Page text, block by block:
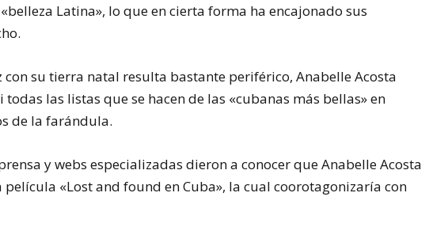
Latina», lo que en cierta forma ha encajonado sus
su tierra natal resulta bastante periférico, Anabelle Acosta
las listas que se hacen de las «cubanas más bellas» en
de la farándula.
y webs especializadas dieron a conocer que Anabelle Acosta
«Lost and found en Cuba», la cual coorotagonizaría con